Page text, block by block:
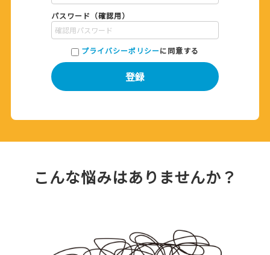
パスワード（確認用）
プライバシーポリシーに同意する
登録
こんな悩みはありませんか？